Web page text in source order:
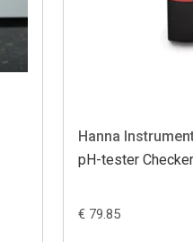
Hanna
pH-tester
€ 79.85